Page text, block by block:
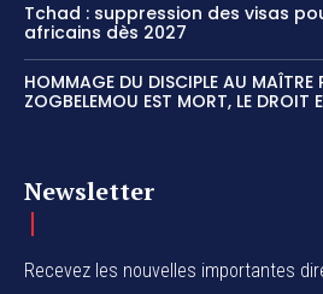
Tchad : suppression des visas
africains dès 2027
HOMMAGE DU DISCIPLE AU MAÎTRE
ZOGBELEMOU EST MORT, LE DROIT
Newsletter
Recevez les nouvelles importantes